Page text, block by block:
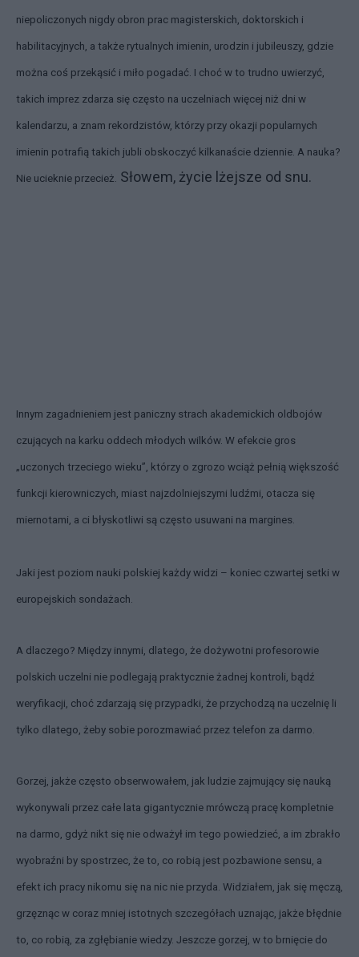
niepoliczonych nigdy obron prac magisterskich, doktorskich i
habilitacyjnych, a także rytualnych imienin, urodzin i jubileuszy, gdzie
można coś przekąsić i miło pogadać. I choć w to trudno uwierzyć,
takich imprez zdarza się często na uczelniach więcej niż dni w
kalendarzu, a znam rekordzistów, którzy przy okazji popularnych
imienin potrafią takich jubli obskoczyć kilkanaście dziennie. A nauka?
Nie ucieknie przecież. Słowem, życie lżejsze od snu.
Innym zagadnieniem jest paniczny strach akademickich oldbojów
czujących na karku oddech młodych wilków. W efekcie gros
„uczonych trzeciego wieku”, którzy o zgrozo wciąż pełnią większość
funkcji kierowniczych, miast najzdolniejszymi ludźmi, otacza się
miernotami, a ci błyskotliwi są często usuwani na margines.
Jaki jest poziom nauki polskiej każdy widzi – koniec czwartej setki w
europejskich sondażach.
A dlaczego? Między innymi, dlatego, że dożywotni profesorowie
polskich uczelni nie podlegają praktycznie żadnej kontroli, bądź
weryfikacji, choć zdarzają się przypadki, że przychodzą na uczelnię li
tylko dlatego, żeby sobie porozmawiać przez telefon za darmo.
Gorzej, jakże często obserwowałem, jak ludzie zajmujący się nauką
wykonywali przez całe lata gigantycznie mrówczą pracę kompletnie
na darmo, gdyż nikt się nie odważył im tego powiedzieć, a im zbrakło
wyobraźni by spostrzec, że to, co robią jest pozbawione sensu, a
efekt ich pracy nikomu się na nic nie przyda. Widziałem, jak się męczą,
grzęznąc w coraz mniej istotnych szczegółach uznając, jakże błędnie
to, co robią, za zgłębianie wiedzy. Jeszcze gorzej, w to brnięcie do